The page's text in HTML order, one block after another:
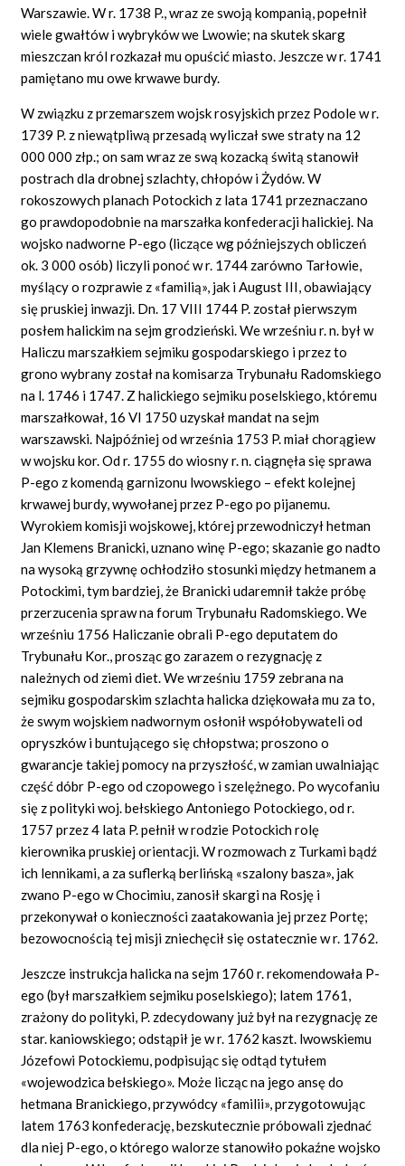
Warszawie. W r. 1738 P., wraz ze swoją kompanią, popełnił
wiele gwałtów i wybryków we Lwowie; na skutek skarg
mieszczan król rozkazał mu opuścić miasto. Jeszcze w r. 1741
pamiętano mu owe krwawe burdy.
W związku z przemarszem wojsk rosyjskich przez Podole w r.
1739 P. z niewątpliwą przesadą wyliczał swe straty na 12
000 000 złp.; on sam wraz ze swą kozacką świtą stanowił
postrach dla drobnej szlachty, chłopów i Żydów. W
rokoszowych planach Potockich z lata 1741 przeznaczano
go prawdopodobnie na marszałka konfederacji halickiej. Na
wojsko nadworne P-ego (liczące wg późniejszych obliczeń
ok. 3 000 osób) liczyli ponoć w r. 1744 zarówno Tarłowie,
myślący o rozprawie z «familią», jak i August III, obawiający
się pruskiej inwazji. Dn. 17 VIII 1744 P. został pierwszym
posłem halickim na sejm grodzieński. We wrześniu r. n. był w
Haliczu marszałkiem sejmiku gospodarskiego i przez to
grono wybrany został na komisarza Trybunału Radomskiego
na l. 1746 i 1747. Z halickiego sejmiku poselskiego, któremu
marszałkował, 16 VI 1750 uzyskał mandat na sejm
warszawski. Najpóźniej od września 1753 P. miał chorągiew
w wojsku kor. Od r. 1755 do wiosny r. n. ciągnęła się sprawa
P-ego z komendą garnizonu lwowskiego – efekt kolejnej
krwawej burdy, wywołanej przez P-ego po pijanemu.
Wyrokiem komisji wojskowej, której przewodniczył hetman
Jan Klemens Branicki, uznano winę P-ego; skazanie go nadto
na wysoką grzywnę ochłodziło stosunki między hetmanem a
Potockimi, tym bardziej, że Branicki udaremnił także próbę
przerzucenia spraw na forum Trybunału Radomskiego. We
wrześniu 1756 Haliczanie obrali P-ego deputatem do
Trybunału Kor., prosząc go zarazem o rezygnację z
należnych od ziemi diet. We wrześniu 1759 zebrana na
sejmiku gospodarskim szlachta halicka dziękowała mu za to,
że swym wojskiem nadwornym osłonił współobywateli od
opryszków i buntującego się chłopstwa; proszono o
gwarancje takiej pomocy na przyszłość, w zamian uwalniając
część dóbr P-ego od czopowego i szelężnego. Po wycofaniu
się z polityki woj. bełskiego Antoniego Potockiego, od r.
1757 przez 4 lata P. pełnił w rodzie Potockich rolę
kierownika pruskiej orientacji. W rozmowach z Turkami bądź
ich lennikami, a za suflerką berlińską «szalony basza», jak
zwano P-ego w Chocimiu, zanosił skargi na Rosję i
przekonywał o konieczności zaatakowania jej przez Portę;
bezowocnością tej misji zniechęcił się ostatecznie w r. 1762.
Jeszcze instrukcja halicka na sejm 1760 r. rekomendowała P-
ego (był marszałkiem sejmiku poselskiego); latem 1761,
zrażony do polityki, P. zdecydowany już był na rezygnację ze
star. kaniowskiego; odstąpił je w r. 1762 kaszt. lwowskiemu
Józefowi Potockiemu, podpisując się odtąd tytułem
«wojewodzica bełskiego». Może licząc na jego ansę do
hetmana Branickiego, przywódcy «familii», przygotowując
latem 1763 konfederację, bezskutecznie próbowali zjednać
dla niej P-ego, o którego walorze stanowiło pokaźne wojsko